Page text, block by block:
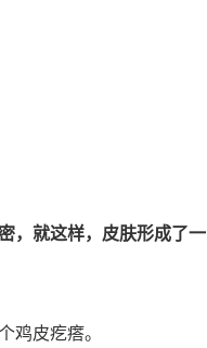
，就这样，皮肤形成了一
鸡皮疙瘩。